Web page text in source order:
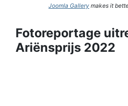
Joomla Gallery makes it
Fotoreportage
Ariënsprijs 2022